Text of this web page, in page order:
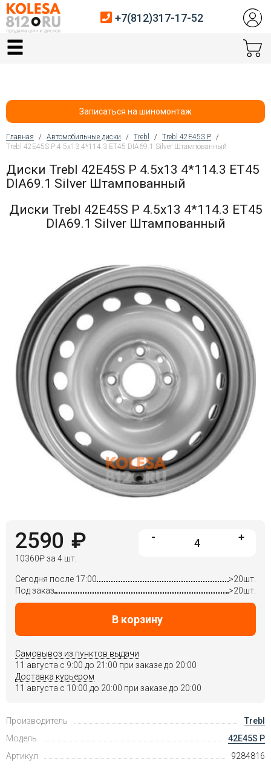
Главная
Автосервис
Услуги шиномонтажа
Хранение шин
Войти на сайт
+7(812)317-
17-
52
Пн-
Пт:
9:00
+7(812)317-17-52
Записаться на шиномонтаж
Вы здесь
Главная / Автомобильные диски / Trebl / Trebl 42E45S P /
Trebl 42E45S P 4.5x13 4*114.3 ET45 DIA69.1 Silver Штампованный
Диски Trebl 42E45S P 4.5x13 4*114.3 ET45
DIA69.1 Silver Штампованный
Диски Trebl 42E45S P 4.5x13 4*114.3 ET45
DIA69.1 Silver Штампованный
2590 ₽
10360₽за 4 шт.
- +
Сегодня после 17:00
>20шт.
Под заказ
>20шт.
В корзину
Самовывоз из пунктов выдачи
11 августа c 9:00 до 21:00 при заказе до 20:00
Доставка курьером
11 августа c 10:00 до 20:00 при заказе до 20:00
Производитель
Trebl
Модель
42E45S P
Артикул
9284816